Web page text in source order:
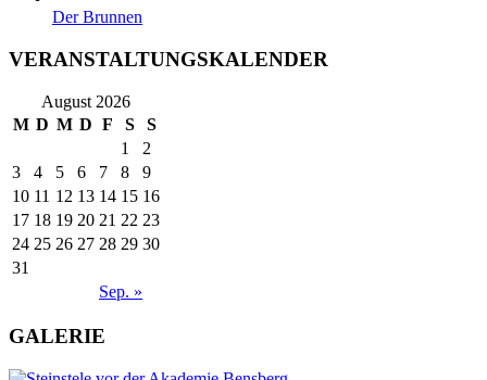
Der Brunnen
VERANSTALTUNGSKALENDER
August 2026
M D M D F S S
Sep. »
1
2
3
4 5 6 7 8
9
10 11 12 13 14 15 16
17 18 19 20 21 22 23
24 25 26 27 28 29 30
31
GALERIE